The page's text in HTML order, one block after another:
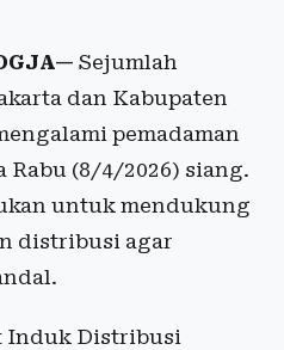
Sejumlah
dan Kabupaten
pemadaman
(8/4/2026) siang.
untuk mendukung
distribusi agar
Induk Distribusi